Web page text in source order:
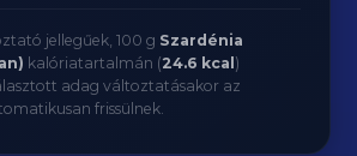
jellegűek, 100 g Szardénia
kalóriatartalmán (24.6 kcal )
adag változtatásakor az
frissülnek.